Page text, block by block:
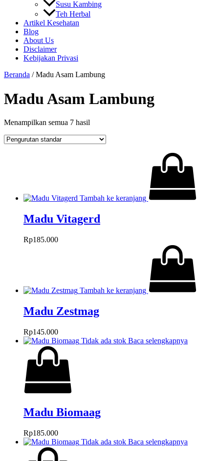
Susu Kambing
Teh Herbal
Artikel Kesehatan
Blog
About Us
Disclaimer
Kebijakan Privasi
Beranda / Madu Asam Lambung
Madu Asam Lambung
Menampilkan semua 7 hasil
Tambah ke keranjang
Madu Vitagerd
Rp185.000
Tambah ke keranjang
Madu Zestmag
Rp145.000
Tidak ada stok Baca selengkapnya
Madu Biomaag
Rp185.000
Tidak ada stok Baca selengkapnya